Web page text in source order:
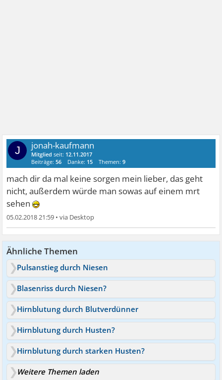
J jonah-kaufmann
Mitglied seit: 12.11.2017
Beiträge:56 Danke: 15 Themen:9
mach dir da mal keine sorgen mein lieber, das geht
nicht, außerdem würde man sowas auf einem mrt
sehen
05.02.2018 21:59 •
Ähnliche Themen
Pulsanstieg durch Niesen
Blasenriss durch Niesen?
Hirnblutung durch Blutverdünner
Hirnblutung durch Husten?
Hirnblutung durch starken Husten?
Weitere Themen laden